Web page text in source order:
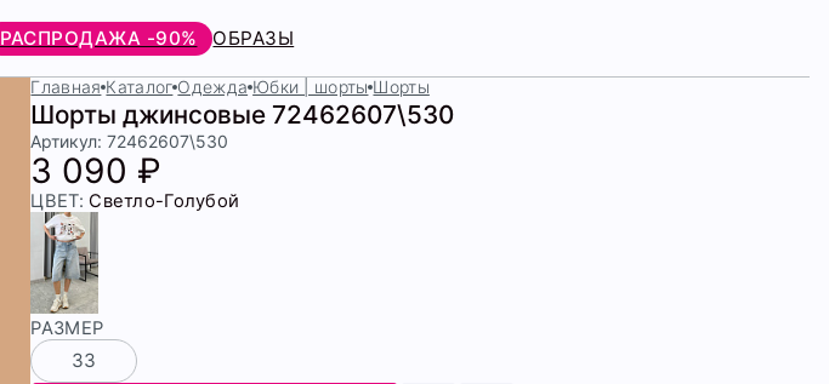
РАСПРОДАЖА -90% ОБРАЗЫ
Главная Каталог Одежда Юбки | шорты Шорты
Шорты джинсовые 72462607\530
Артикул: 72462607\530
3 090 ₽
ЦВЕТ: Светло-Голубой
РАЗМЕР
33